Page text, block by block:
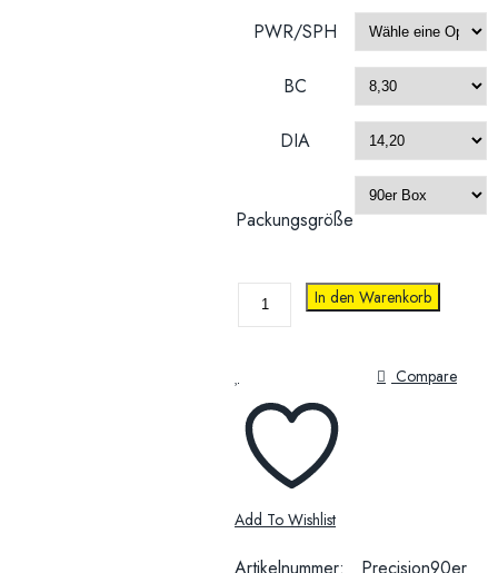
PWR/SPH
BC
DIA
Packungsgröße
PRECISION
1™
In den Warenkorb
Add To Wishlist
Compare